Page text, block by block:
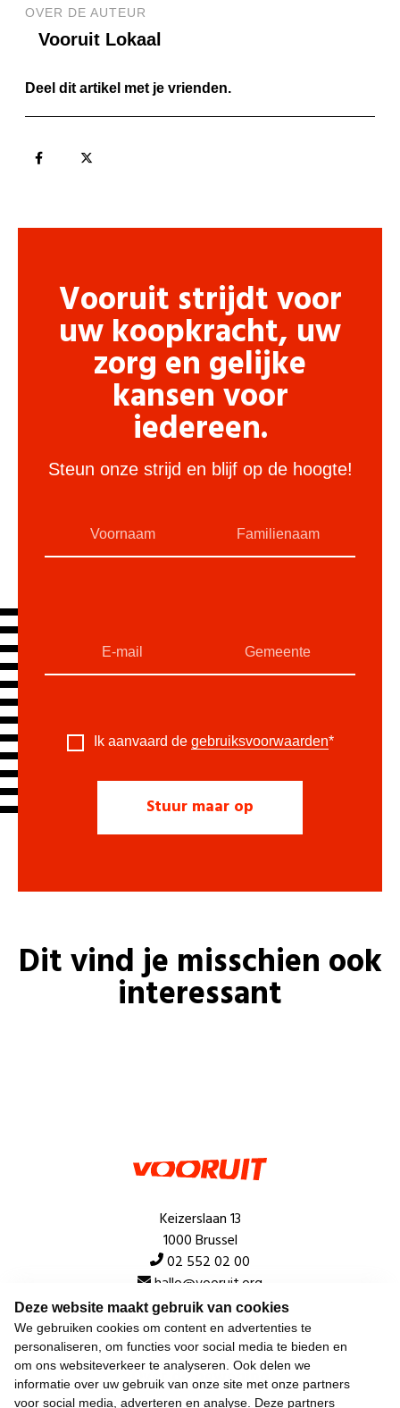
Deze website maakt gebruik van cookies
We gebruiken cookies om content en advertenties te
personaliseren, om functies voor social media te bieden en
om ons websiteverkeer te analyseren. Ook delen we
informatie over uw gebruik van onze site met onze partners
voor social media, adverteren en analyse. Deze partners
OVER DE AUTEUR
Vooruit Lokaal
Deel dit artikel met je vrienden.
Vooruit strijdt voor
uw koopkracht, uw
zorg en gelijke
kansen voor
iedereen.
Steun onze strijd en blijf op de hoogte!
Ik aanvaard de gebruiksvoorwaarden*
Dit vind je misschien ook
interessant
Keizerslaan 13
1000 Brussel
02 552 02 00
hallo@vooruit.org
Snel
Over de beweging